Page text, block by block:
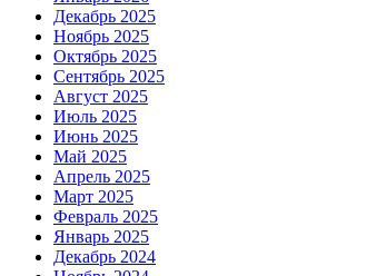
Декабрь 2025
Ноябрь 2025
Октябрь 2025
Сентябрь 2025
Август 2025
Июль 2025
Июнь 2025
Май 2025
Апрель 2025
Март 2025
Февраль 2025
Январь 2025
Декабрь 2024